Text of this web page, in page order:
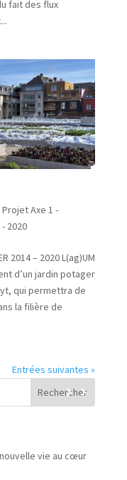
fait des flux
Projet Axe 1 -
2020
2014 – 2020 L(ag)UM
d’un jardin potager
qui permettra de
la filière de
Entrées suivantes »
vie au cœur